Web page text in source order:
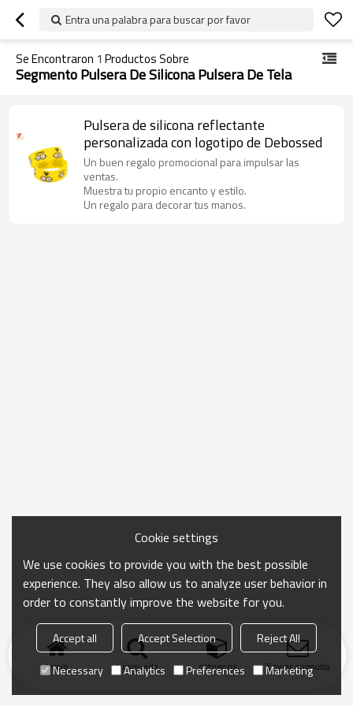
Entra una palabra para buscar por favor
Se Encontraron 1 Productos Sobre
Segmento Pulsera De Silicona Pulsera De Tela
Pulsera de silicona reflectante
personalizada con logotipo de Debossed
Un buen regalo promocional para impulsar las
ventas.
Muestra tu propio encanto y estilo.
Un regalo para decorar tus manos.
Inicio búsqueda categoría Enviar consulta
Cookie settings
We use cookies to provide you with the best possible
experience. They also allow us to analyze user behavior in
order to constantly improve the website for you.
Accept all Accept Selection
Reject All
Necessary
Analytics Preferences Marketing